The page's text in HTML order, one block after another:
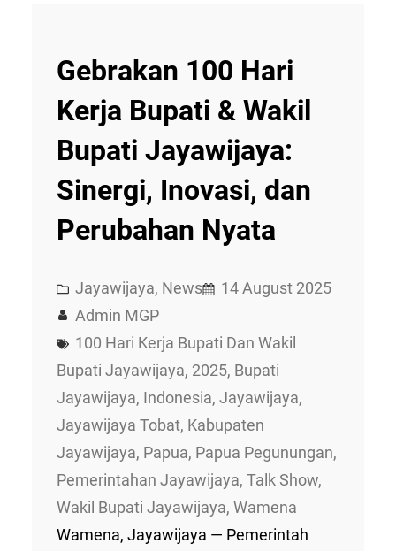
Gebrakan 100 Hari
Kerja Bupati & Wakil
Bupati Jayawijaya:
Sinergi, Inovasi, dan
Perubahan Nyata
Jayawijaya, News
14 August 2025
Admin MGP
100 Hari Kerja Bupati Dan Wakil
Bupati Jayawijaya, 2025, Bupati
Jayawijaya, Indonesia, Jayawijaya
Jayawijaya Tobat, Kabupaten
Jayawijaya, Papua, Papua Pegunungan
Pemerintahan Jayawijaya, Talk Show
Wakil Bupati Jayawijaya, Wamena
Wamena, Jayawijaya — Pemerintah